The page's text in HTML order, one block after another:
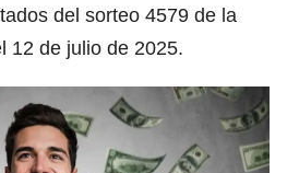
del sorteo 4579 de la
12 de julio de 2025.